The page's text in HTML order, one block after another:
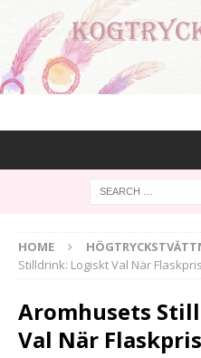
HOME
Stilldrink: Logiskt Val När
Aromhusets
Val När